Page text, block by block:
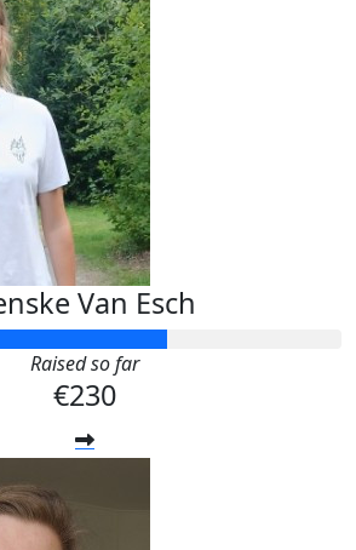
Van Esch
Raised so far
€230